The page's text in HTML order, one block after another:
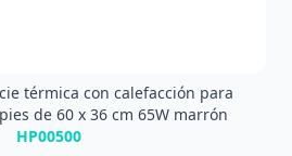
térmica con calefacción para
de 60 x 36 cm 65W marrón
HP00500